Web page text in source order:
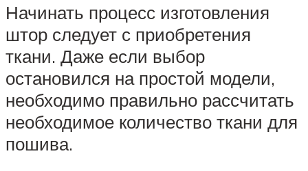
Начинать процесс изготовления
штор следует с приобретения
ткани. Даже если выбор
остановился на простой модели,
необходимо правильно рассчитать
необходимое количество ткани для
пошива.